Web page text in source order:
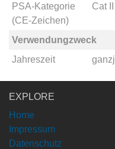
PSA-Kategorie
(CE-Zeichen)
Cat
Verwendungzweck
Jahreszeit
EXPLORE
Home
Impressum
Datenschutz